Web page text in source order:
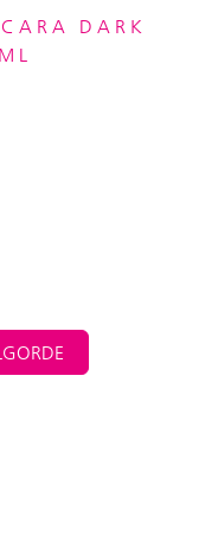
DARK